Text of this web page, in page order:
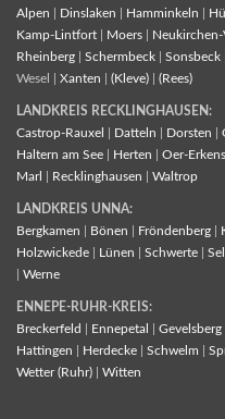
Alpen
Dinslaken Hamminkeln
Kamp-Lintfort
Moers
Rheinberg
Schermbeck Sonsbeck
Wesel | Xanten (Kleve) (Rees)
LANDKREIS RECKLINGHAUSEN:
Castrop-Rauxel
Datteln Dorsten
Haltern am See
Herten
Oer-
Marl
Recklinghausen Waltrop
LANDKREIS UNNA:
Bergkamen
Bönen Fröndenberg
Holzwickede
Lünen Schwerte
Werne
ENNEPE-RUHR-KREIS:
Breckerfeld
Ennepetal
Gevelsberg
Hattingen
Herdecke Schwelm
Wetter (Ruhr)
Witten